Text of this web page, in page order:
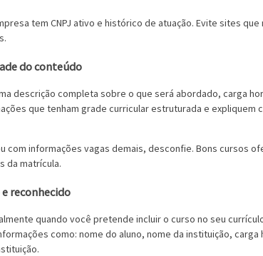
tem CNPJ ativo e histórico de atuação. Evite sites
do conteúdo
descrição completa sobre o que será abordado, carga
que tenham grade curricular estruturada e expliquem
com informações vagas demais, desconfie. Bons cursos
da matrícula.
reconhecido
quando você pretende incluir o curso no seu
como: nome do aluno, nome da instituição,